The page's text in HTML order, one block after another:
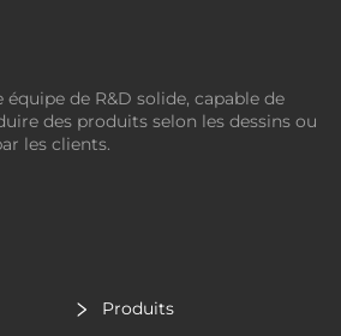
de R&D solide, capable de
des produits selon les dessins ou
les clients.
Produits